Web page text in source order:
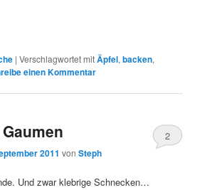
|Verschlagwortet mitÄpfel,backen,
einen Kommentar
2011 vonSteph
2
Und zwar klebrige Schnecken…